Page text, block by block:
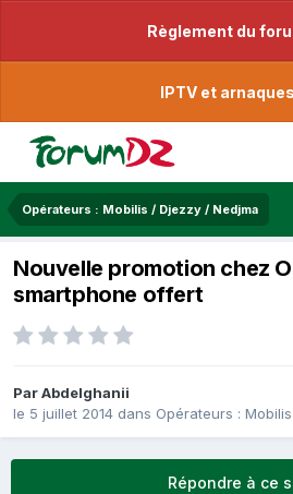
Règlement du
IPTV et arnaques
Opérateurs : Mobilis / Djezzy / Nedjma
Nouvelle promotion chez
smartphone offert
ParAbdelghanii
le 5 juillet 2014 dans Opérateurs :
Répondre à ce